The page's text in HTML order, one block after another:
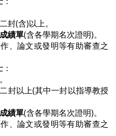
封(含)以上。
績單(含各學期名次證明)。
、論文或發明等有助審查之
：
二封以上(其中一封以指導教授
績單(含各學期名次證明)。
、論文或發明等有助審查之